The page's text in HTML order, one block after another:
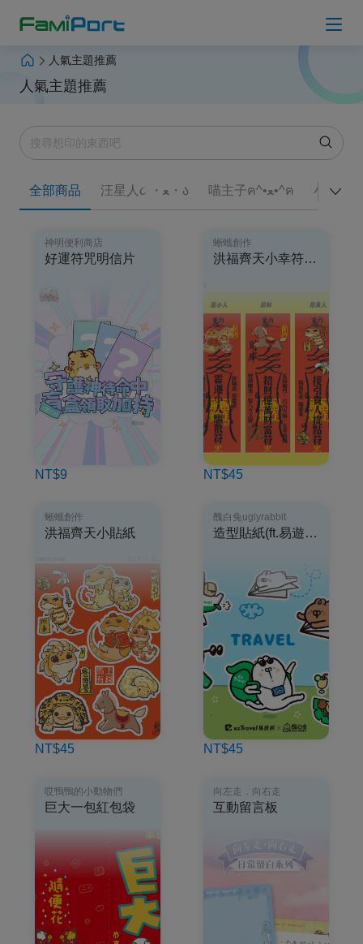
最新消息
人氣主題推薦
人氣主題推薦
全部商品 汪星人૮ ・ﻌ・ა 喵主子ฅ^•ﻌ•^ฅ 小猫巴
神明便利商店
好運符咒明信片
NT$9
蜥蠵創作
洪福齊天小幸符貼紙
NT$45
蜥蠵創作
洪福齊天小貼紙
NT$45
醜白兔uglyrabbit
造型貼紙(ft.易遊網)
NT$45
哎鴨鴨的小動物們
巨大一包紅包袋
向左走．向右走
互動留言板